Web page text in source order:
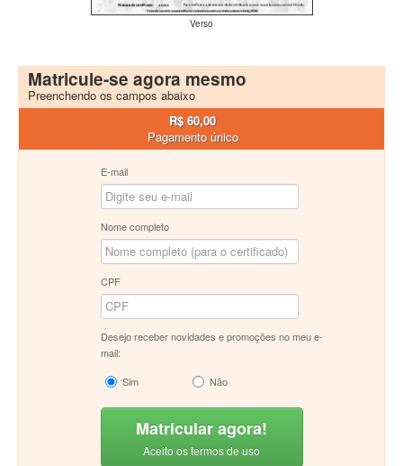
Verso
Matricule-se agora mesmo
Preenchendo os campos abaixo
R$ 60,00
Pagamento único
E-mail
Nome completo
CPF
Desejo receber novidades e promoções no meu e-
mail:
Sim
Não
Matricular agora!
Aceito os termos de uso